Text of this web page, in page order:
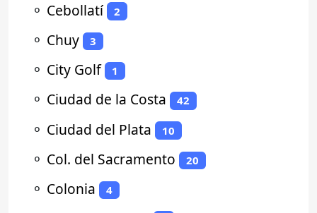
⚬ Cebollatí 2
⚬ Chuy 3
⚬ City Golf 1
⚬ Ciudad de la Costa 42
⚬ Ciudad del Plata 10
⚬ Col. del Sacramento 20
⚬ Colonia 4